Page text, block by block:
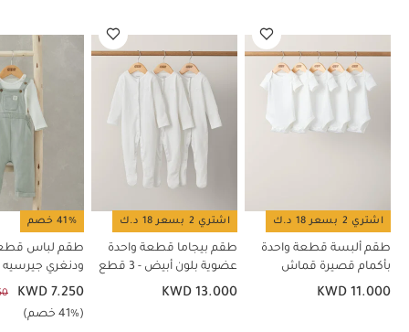
طقم بلوزة وشورت منسوج، قطعتين
دنغري بنقشة كرز دنيم
اشتري 2 بسعر 18 د.ك
طقم ألبسة قطعة واحدة
بأكمام قصيرة قماش
عضوي بلون أبيض - 5 قطع
KWD 11.000
اشتري 2 بسعر 18 د.ك
طقم بيجاما قطعة واحدة
عضوية بلون أبيض - 3 قطع
KWD 13.000
41% خصم
طقم لباس
ودنغري
KWD 7.250
(41% خصم)